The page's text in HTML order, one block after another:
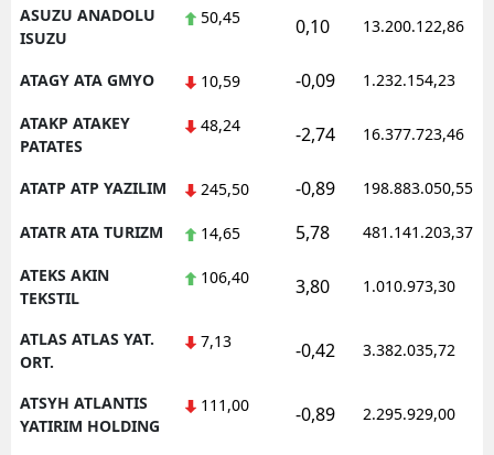
ASUZU ANADOLU
ISUZU
50,45 0,10 13.200.122,86
ATAGY ATA GMYO 10,59 -0,09 1.232.154,23
ATAKP ATAKEY
PATATES
48,24 -2,74 16.377.723,46
ATATP ATP YAZILIM 245,50 -0,89 198.883.050,55
ATATR ATA TURIZM 14,65 5,78 481.141.203,37
ATEKS AKIN
TEKSTIL
106,40 3,80 1.010.973,30
ATLAS ATLAS YAT.
ORT.
7,13 -0,42 3.382.035,72
ATSYH ATLANTIS
YATIRIM HOLDING
111,00 -0,89 2.295.929,00